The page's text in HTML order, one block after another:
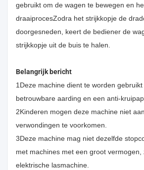
gebruikt om de wagen te bewegen en
draaiprocesZodra het strijkkopje de
doorgesneden, keert de bediener de
strijkkopje uit de buis te halen.
Belangrijk bericht
1Deze machine dient te worden
betrouwbare aarding en een anti-
2Kinderen mogen deze machine niet
verwondingen te voorkomen.
3Deze machine mag niet dezelfde
met machines met een groot vermogen,
elektrische lasmachine.